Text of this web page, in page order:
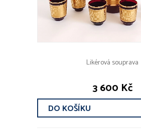
Likérová souprava
3 600 Kč
DO KOŠÍKU